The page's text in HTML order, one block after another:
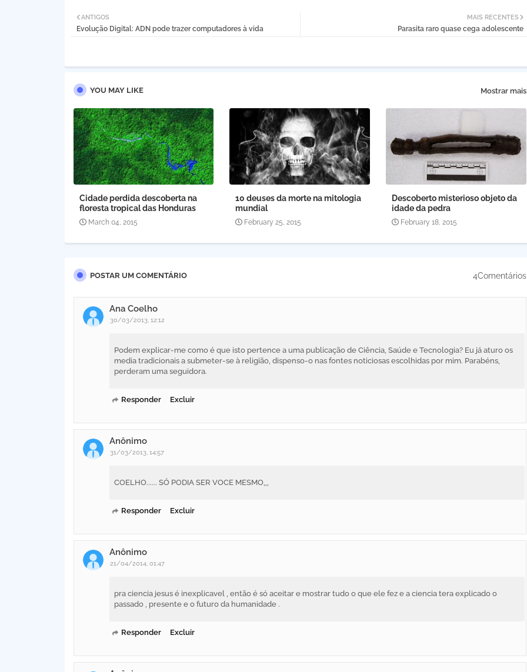
MAIS RECENTES
Parasita raro quase cega adolescente
ANTIGOS
Evolução Digital: ADN pode trazer computadores à vida
YOU MAY LIKE Mostrar mais
Cidade perdida descoberta na
floresta tropical das Honduras
March 04, 2015
10 deuses da morte na mitologia
mundial
February 25, 2015
Descoberto misterioso objeto da
idade da pedra
February 18, 2015
POSTAR UM COMENTÁRIO 4Comentários
Ana Coelho
30/03/2013, 12:12
Podem explicar-me como é que isto pertence a uma publicação de Ciência, Saúde e Tecnologia? Eu já aturo os
media tradicionais a submeter-se à religião, dispenso-o nas fontes noticiosas escolhidas por mim. Parabéns,
perderam uma seguidora.
Responder Excluir
Anônimo
31/03/2013, 14:57
COELHO...... SÓ PODIA SER VOCE MESMO,,,
Responder Excluir
Anônimo
21/04/2014, 01:47
pra ciencia jesus é inexplicavel , então é só aceitar e mostrar tudo o que ele fez e a ciencia tera explicado o
passado , presente e o futuro da humanidade .
Responder Excluir